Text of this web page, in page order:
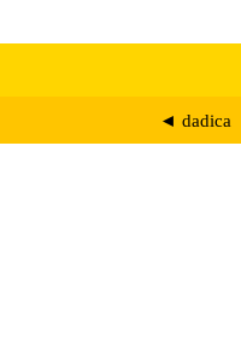
◄ dadica